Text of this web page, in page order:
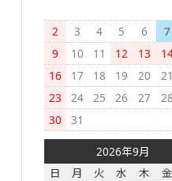
2
3 4 5 6 7
9
10 11 12 13
16
17 18 19 20 21
23
24 25 26 27 28
30
31
2026年9月
日
月 火 水 木 金